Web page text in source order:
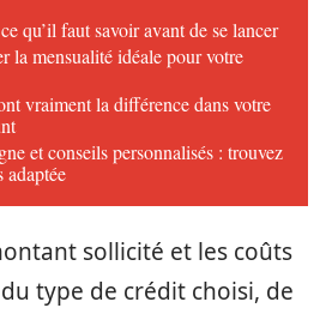
qu’il faut savoir avant de se lancer
la mensualité idéale pour votre
vraiment la différence dans votre
et conseils personnalisés : trouvez
sollicité et les coûts
type de crédit choisi, de